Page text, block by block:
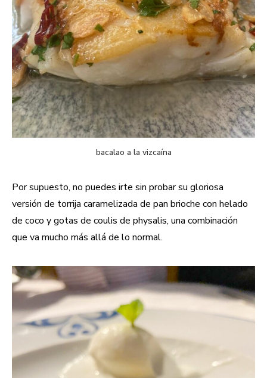
bacalao a la vizcaína
Por supuesto, no puedes irte sin probar su gloriosa
versión de torrija caramelizada de pan brioche con helado
de coco y gotas de coulis de physalis, una combinación
que va mucho más allá de lo normal.